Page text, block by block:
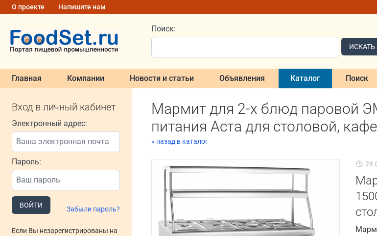
О проекте Напишите нам
Поиск:
ИСКАТЬ
Главная Компании Новости и статьи Объявления Каталог Поиск
Вход в личный кабинет
Электронный адрес:
Пароль:
ВОЙТИ Забыли пароль?
Если Вы незарегистрированы на
Мармит для 2-х блюд паровой
питания Аста для столовой,
« назад в каталог